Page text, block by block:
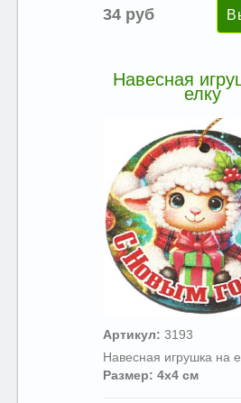
34 руб
Навесная
елку
Артикул: 3193
Навесная игрушка на
Размер: 4х4 см